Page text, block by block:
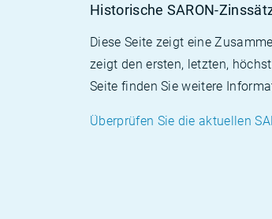
Historische SARON-
Diese Seite zeigt eine
zeigt den ersten, letzten,
Seite finden Sie weitere
Überprüfen Sie die aktuellen